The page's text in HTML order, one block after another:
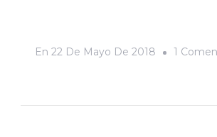
En 22 De Mayo De 2018 1